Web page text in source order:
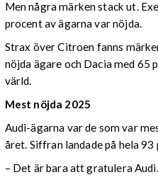
Men några märken stack ut.
procent av ägarna var nöjda.
Strax över Citroen fanns
nöjda ägare och Dacia med 65
värld.
Mest nöjda 2025
Audi-ägarna var de som var
året. Siffran landade på hela 93
– Det är bara att gratulera